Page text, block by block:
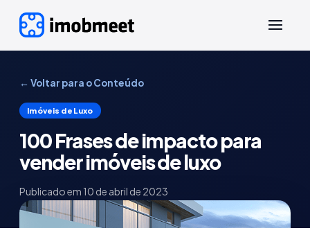
← Voltar para o Conteúdo
Imóveis de Luxo
100 Frases de impacto para
vender imóveis de luxo
Publicado em 10 de abril de 2023